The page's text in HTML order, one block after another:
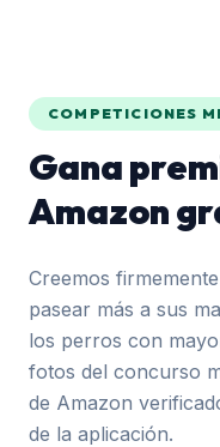
COMPETICIONES
Gana
Amazon
Creemos
pasear más a sus
los perros con
fotos del concurso
de Amazon
de la aplicación.